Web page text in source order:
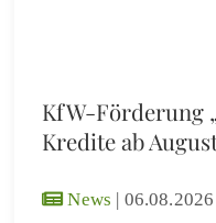
KfW-Förderung
Kredite ab
News | 06.08.2026